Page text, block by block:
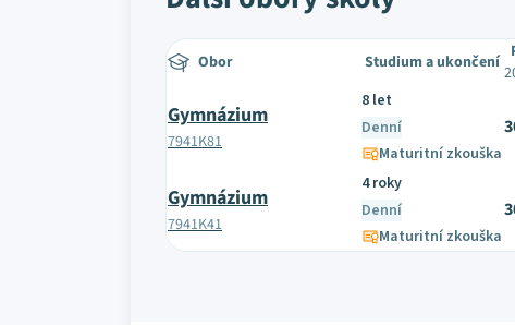
Obor Studium a ukončení
Gymnázium
7941K81
8 let
Denní
Maturitní zkouška
Gymnázium
7941K41
4 roky
Denní
Maturitní zkouška